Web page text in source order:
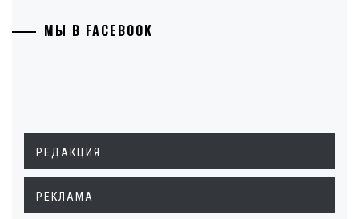
МЫ В FACEBOOK
РЕДАКЦИЯ
РЕКЛАМА